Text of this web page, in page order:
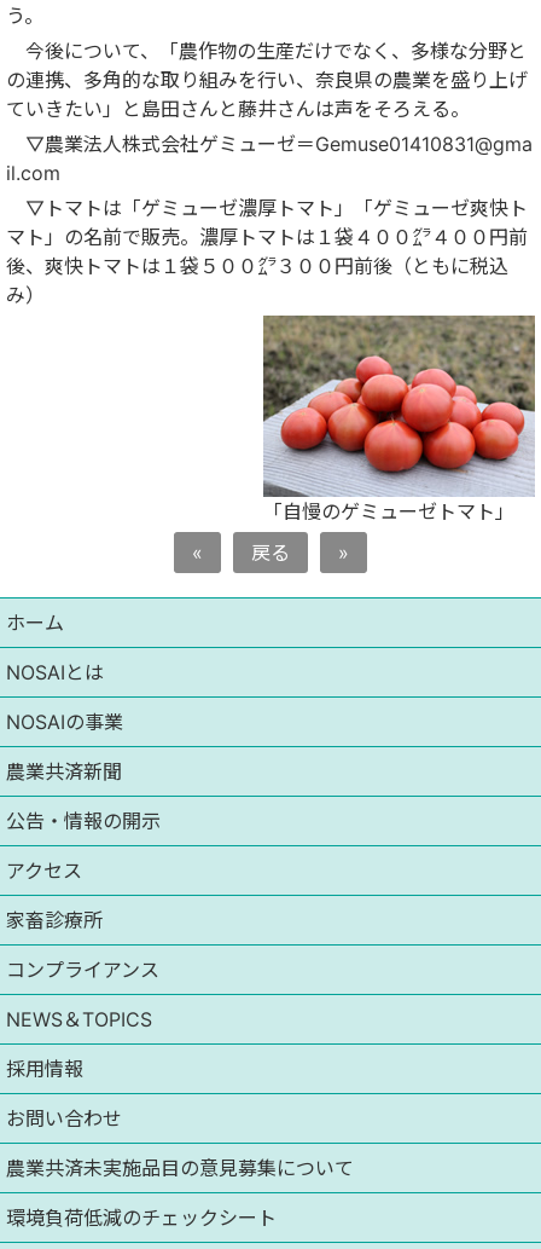
う。
今後について、「農作物の生産だけでなく、多様な分野と
の連携、多角的な取り組みを行い、奈良県の農業を盛り上げ
ていきたい」と島田さんと藤井さんは声をそろえる。
▽農業法人株式会社ゲミューゼ＝Gemuse01410831@gma
il.com
▽トマトは「ゲミューゼ濃厚トマト」「ゲミューゼ爽快ト
マト」の名前で販売。濃厚トマトは１袋４００㌘４００円前
後、爽快トマトは１袋５００㌘３００円前後（ともに税込
み）
「自慢のゲミューゼトマト」
«
戻る »
ホーム
NOSAIとは
NOSAIの事業
農業共済新聞
公告・情報の開示
アクセス
家畜診療所
コンプライアンス
NEWS＆TOPICS
採用情報
お問い合わせ
農業共済未実施品目の意見募集について
環境負荷低減のチェックシート